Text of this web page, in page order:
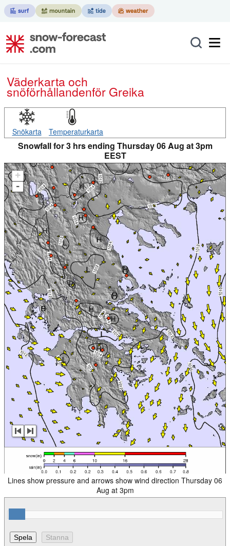
Väderkarta och
snöförhållandenför Greika
Snökarta Temperaturkarta
Snowfall for 3 hrs ending Thursday 06 Aug at 3pm
EEST
+
-
Lines show pressure and arrows show wind direction Thursday 06
Aug at 3pm